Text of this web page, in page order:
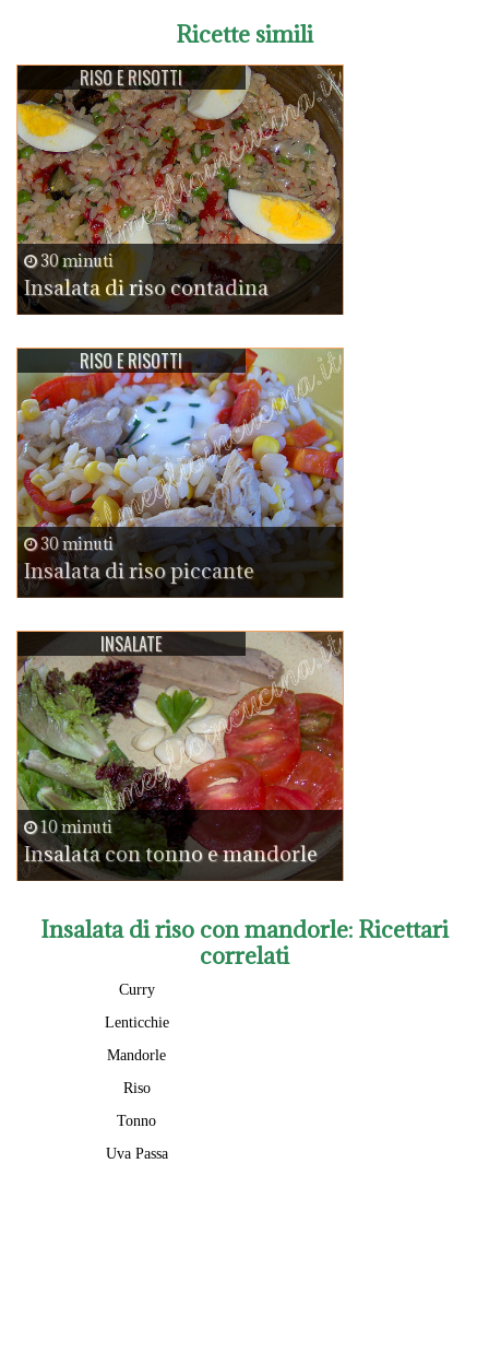
Ricette simili
RISO E RISOTTI
30 minuti
Insalata di riso contadina
RISO E RISOTTI
30 minuti
Insalata di riso piccante
INSALATE
10 minuti
Insalata con tonno e mandorle
Insalata di riso con mandorle: Ricettari
correlati
Curry
Lenticchie
Mandorle
Riso
Tonno
Uva Passa